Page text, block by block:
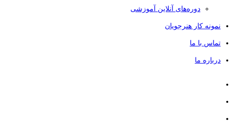
دوره‌های آنلاین آموزشی
نمونه کار هنرجویان
تماس با ما
درباره ما